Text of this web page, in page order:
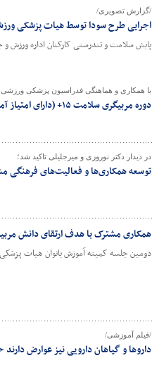
/گزارش تصویری/
اجرایی طرح سودا توسط هیات پزشکی
پایش سلامت و تندرستی کارکنان اداره ورزش
با همکاری و هماهنگی فدراسیون پزشکی
دوره مربیگری سلامت ۱۵+ (دارای امتیاز آموزش مداوم)
در دیدار دکتر نوروزی و میرجلیلی تاکید شد؛
توسعه همکاری‌ها و فعالیت‌های فرهنگی
همکاری مشترک با هدف ارتقای دانش
دومین جلسه کمیته آموزش بانوان هیات
/فیلم آموزشی/
داروها و گیاهان دارویی نیز عوارض